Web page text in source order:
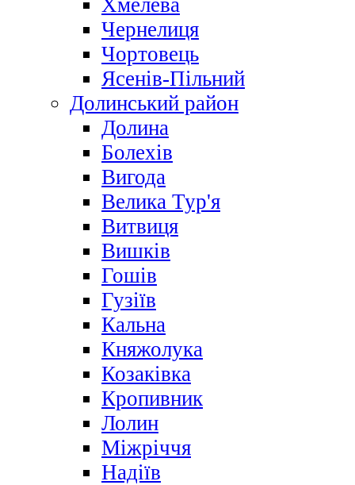
Хмелева
Чернелиця
Чортовець
Ясенів-Пільний
Долинський район
Долина
Болехів
Вигода
Велика Тур'я
Витвиця
Вишків
Гошів
Гузіїв
Кальна
Княжолука
Козаківка
Кропивник
Лолин
Міжріччя
Надіїв